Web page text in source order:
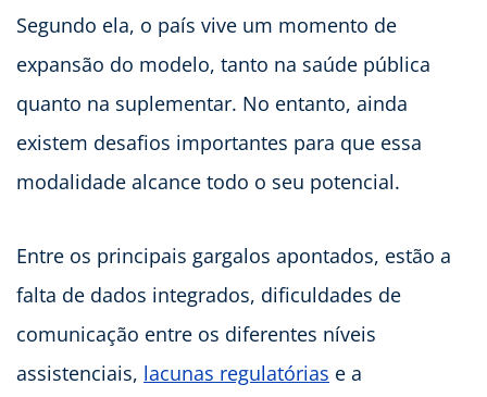
Segundo ela, o país vive um momento de
expansão do modelo, tanto na saúde pública
quanto na suplementar. No entanto, ainda
existem desafios importantes para que essa
modalidade alcance todo o seu potencial.
Entre os principais gargalos apontados, estão a
falta de dados integrados, dificuldades de
comunicação entre os diferentes níveis
assistenciais, lacunas regulatórias e a